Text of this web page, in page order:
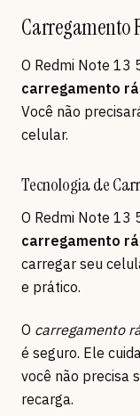
Carregamento
O Redmi Note 13
carregamento
Você não
celular.
Tecnologia de
O Redmi Note 13
carregamento
carregar seu
e prático.
O carregamento
é seguro. Ele
você não precisa
recarga.